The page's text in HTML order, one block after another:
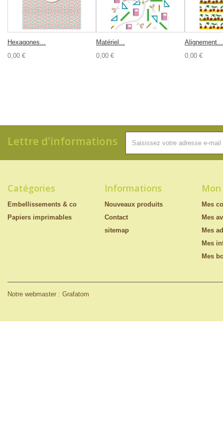
Hexagones...
0,00 €
Matériel...
0,00 €
Alignement...
0,00 €
Lettre d'informations
Catégories
Embellissements & co
Papiers imprimables
Informations
Nouveaux produits
Contact
sitemap
Notre webmaster : Grafatom
Mes
Mes
Mes
Mes
Mes